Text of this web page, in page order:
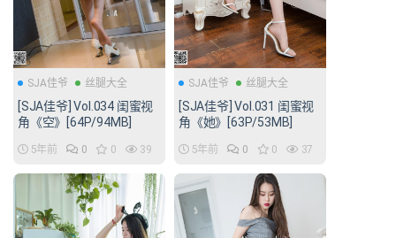
SJA佳爷 丝腿大全
[SJA佳爷] Vol.034 闺蜜视
角《空》[64P/94MB]
5年前 0 0 39
SJA佳爷 丝腿大全
[SJA佳爷] Vol.031 闺蜜视
角《她》[63P/53MB]
5年前 0 0 37